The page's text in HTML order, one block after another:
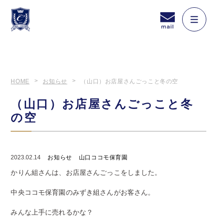
HOME お知らせ （山口）お店屋さんごっこと冬の空
（山口）お店屋さんごっこと冬
の空
2023.02.14 お知らせ 山口ココモ保育園
かりん組さんは、お店屋さんごっこをしました。
中央ココモ保育園のみずき組さんがお客さん。
みんな上手に売れるかな？